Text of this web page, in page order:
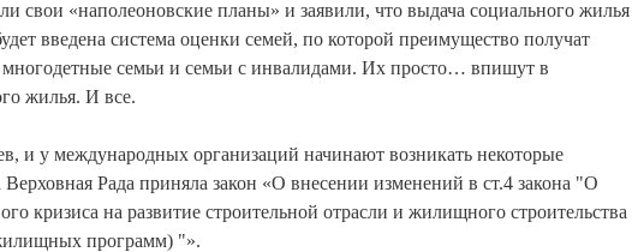
«наполеоновские планы» и заявили, что выдача социального жилья
введена система оценки семей, по которой преимущество получат
семьи и семьи с инвалидами. Их просто… впишут в
жилья. И все.
и у международных организаций начинают возникать некоторые
Рада приняла закон «О внесении изменений в ст.4 закона "О
кризиса на развитие строительной отрасли и жилищного строительства
программ) "».